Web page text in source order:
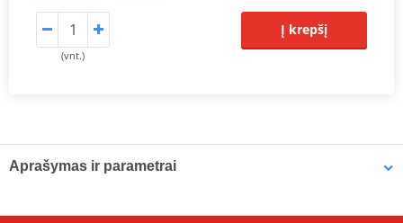
(vnt.)
Į krepšį
Aprašymas ir parametrai